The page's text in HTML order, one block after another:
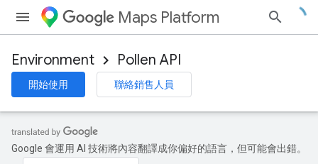
Maps Platform
Environment Pollen API
開始使用 聯絡銷售人員
Google 會運用 AI 技術將內容翻譯成你偏好的語言，但可能會出錯。